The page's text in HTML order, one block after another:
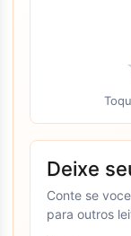
Deixe
Conte se
para outros